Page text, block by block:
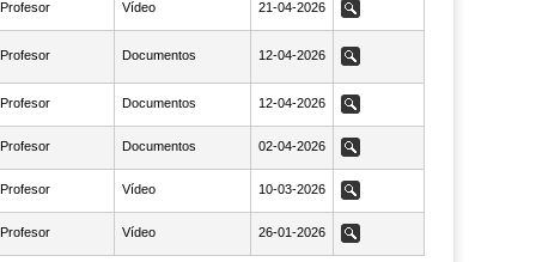
Profesor Vídeo NaN21-04-2026
21-04-2026 Ver
Profesor Documentos NaN12-04-2026
12-04-2026 Ver
Profesor Documentos NaN12-04-2026
12-04-2026 Ver
Profesor Documentos NaN02-04-2026
02-04-2026 Ver
Profesor Vídeo NaN10-03-2026
10-03-2026 Ver
Profesor Vídeo NaN26-01-2026
26-01-2026 Ver